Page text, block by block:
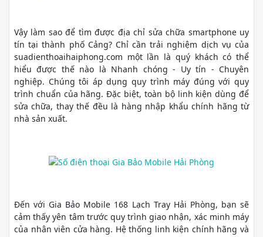
Vậy làm sao để tìm được địa chỉ sửa chữa smartphone uy
tín tại thành phố Cảng? Chỉ cần trải nghiệm dịch vụ của
suadienthoaihaiphong.com một lần là quý khách có thể
hiểu được thế nào là Nhanh chóng - Uy tín - Chuyên
nghiệp. Chúng tôi áp dụng quy trình máy đúng với quy
trình chuẩn của hãng. Đặc biệt, toàn bộ linh kiện dùng để
sửa chữa, thay thế đều là hàng nhập khẩu chính hãng từ
nhà sản xuất.
Đến với Gia Bảo Mobile 168 Lạch Tray Hải Phòng, bạn sẽ
cảm thấy yên tâm trước quy trình giao nhận, xác minh máy
của nhân viên cửa hàng. Hệ thống linh kiện chính hãng và